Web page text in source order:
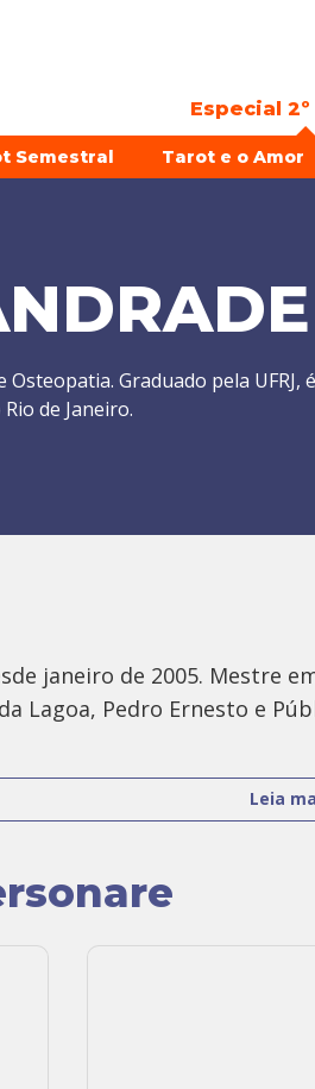
Especial
Semestral Tarot e o Amor
Graduado pela UFRJ,
de Janeiro.
janeiro de 2005. Mestre
Lagoa, Pedro Ernesto e
e atende crianças e
Leia